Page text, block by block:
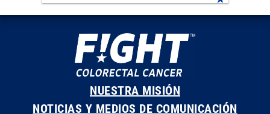
NUESTRA MISIÓN
NOTICIAS Y MEDIOS DE COMUNICACIÓN